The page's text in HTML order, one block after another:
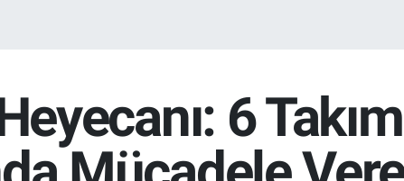
6